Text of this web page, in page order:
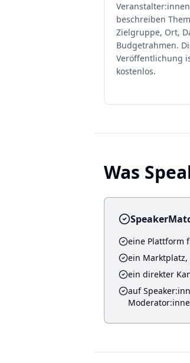
Veranstalter:innen
beschreiben
Zielgruppe, Ort,
Budgetrahmen.
Veröffentlichung
kostenlos.
Was
eine Plattform
ein Marktplatz,
ein direkter
auf